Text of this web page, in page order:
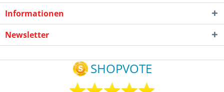
Informationen
Newsletter